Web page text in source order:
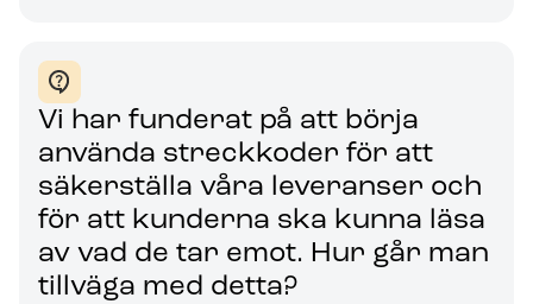
Vi har funderat på att börja
använda streckkoder för att
säkerställa våra leveranser och
för att kunderna ska kunna läsa
av vad de tar emot. Hur går man
tillväga med detta?